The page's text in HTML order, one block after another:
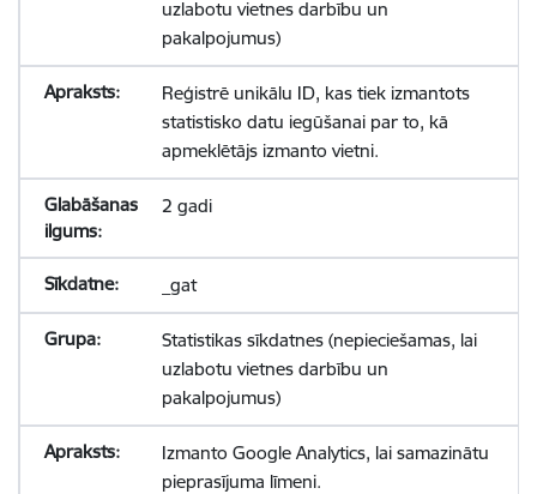
uzlabotu vietnes darbību un
pakalpojumus)
Reģistrē unikālu ID, kas tiek izmantots
statistisko datu iegūšanai par to, kā
apmeklētājs izmanto vietni.
2 gadi
_gat
Statistikas sīkdatnes (nepieciešamas, lai
uzlabotu vietnes darbību un
pakalpojumus)
Izmanto Google Analytics, lai samazinātu
pieprasījuma līmeni.